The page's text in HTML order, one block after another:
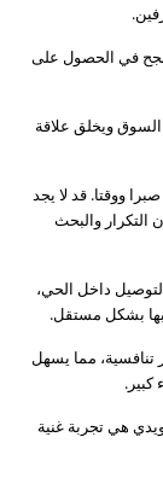
في الحصول على
السوق ويخلق علاقة
ووقتا. قد لا يجد
التكرار والبحث
داخل الحي،
بشكل مستقل.
مما يسهل
هي تجربة غنية